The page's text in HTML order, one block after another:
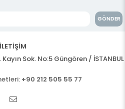
GÖNDER
İLETİŞİM
Sok. No:5 Güngören / İSTANBUL
+90 212 505 55 77